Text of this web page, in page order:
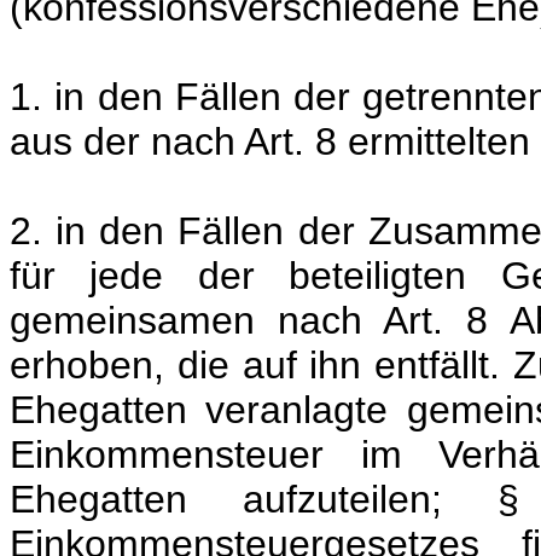
1. in den Fällen der
aus der nach Art. 8
2. in den Fällen der
für jede der beteiligten
gemeinsamen nach Art. 8
erhoben, die auf ihn entfällt.
Ehegatten veranlagte
Einkommensteuer im
Ehegatten